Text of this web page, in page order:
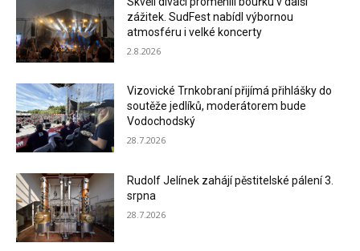
zážitek. SudFest nabídl výbornou
atmosféru i velké koncerty
2.8.2026
Vizovické Trnkobraní přijímá přihlášky do
soutěže jedlíků, moderátorem bude
Vodochodský
28.7.2026
Rudolf Jelínek zahájí pěstitelské pálení 3.
srpna
28.7.2026